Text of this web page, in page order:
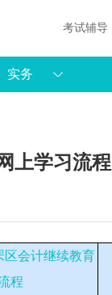
考试辅导
实务
上学习流程
区会计继续教育
程